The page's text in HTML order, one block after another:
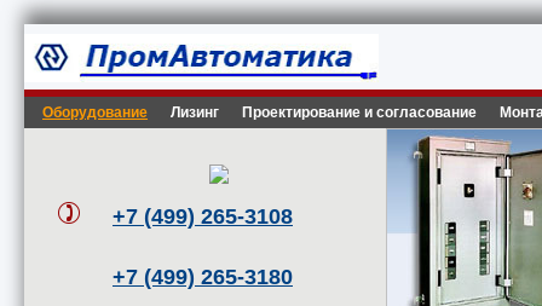
Оборудование Лизинг Проектирование и согласование
+7 (499) 265-3108
+7 (499) 265-3180